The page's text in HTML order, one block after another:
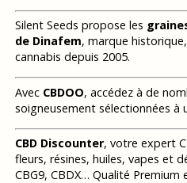
Silent Seeds propose les
de Dinafem, marque
cannabis depuis 2005.
Avec CBDOO, accédez à de
soigneusement sélectionnées à
CBD Discounter, votre expert
fleurs, résines, huiles, vapes et
CBG9, CBDX… Qualité Premium